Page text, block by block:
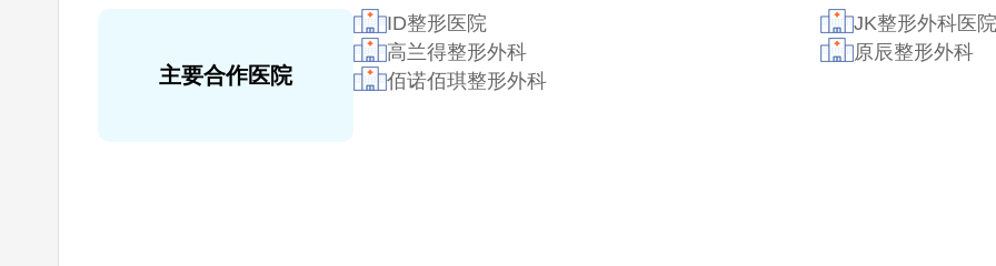
主要合作医院
ID整形医院
JK整形外科医
高兰得整形外科
原辰整形外科
佰诺佰琪整形外科